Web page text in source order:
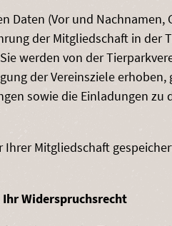
Daten (Vor und
der Mitgliedschaft in der
werden von der
der Vereinsziele
sowie die Einladungen
Mitgliedschaft
Widerspruchsrecht